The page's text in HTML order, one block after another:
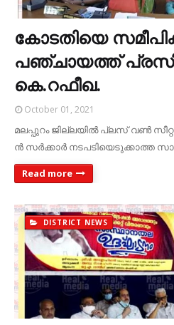
കോ​ട​തി​യെ
പ​ഞ്ചാ​യ​ത്ത്
കെ.റ​ഫീ​ഖ.
October 01, 2021
മ​ല​പ്പു​റം ജി​ല്ല​യി​ല്‍ പ്ല​സ് വ​ണ്‍
ന്‍ സ​ര്‍ക്കാ​ര്‍ ന​ട​പ​ടി​യെ​ടു​ക്കാ​ത്ത
Read more
DISTRICT NEWS